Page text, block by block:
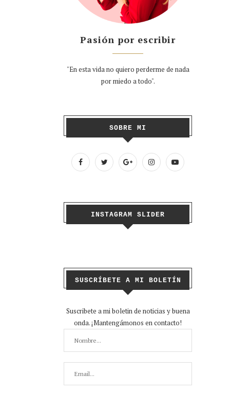
Pasión por escribir
"En esta vida no quiero perderme de nada
por miedo a todo".
SOBRE MI
INSTAGRAM SLIDER
SUSCRÍBETE A MI BOLETÍN
Suscribete a mi boletin de noticias y buena
onda. ¡Mantengámonos en contacto!